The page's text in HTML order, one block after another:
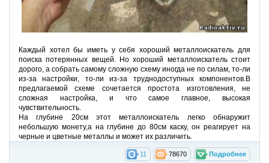
Каждый хотел бы иметь у себя хороший металлоискатель для
поиска потерянных вещей. Но хороший металлоискатель стоит
дорого, а собрать самому сложную схему иногда не по силам, то-ли
из-за настройки, то-ли из-за труднодоступных компонентов.В
предлагаемой схеме сочетается простота изготовления, не
сложная настройка, и что самое главное, высокая
чувствительность.
На глубине 20см этот металлоискатель легко обнаружит
небольшую монету,а на глубине до 80см каску, он реагирует на
черные и цветные металлы и может их различить.
Подробнее
78670
11